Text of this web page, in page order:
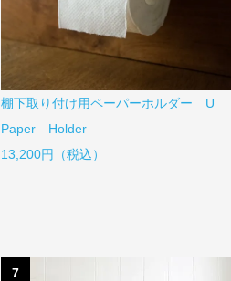
棚下取り付け用ペーパーホルダー U
Paper Holder
13,200円（税込）
7